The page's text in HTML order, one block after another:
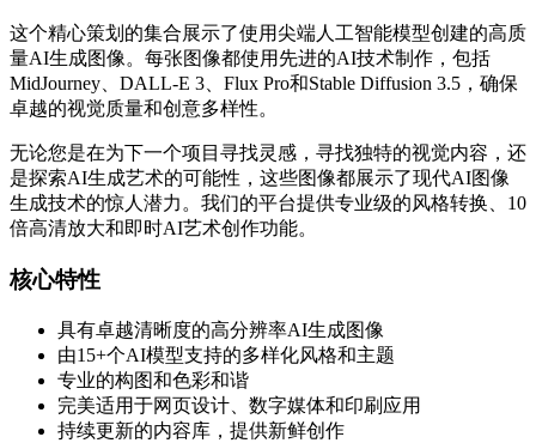
这个精心策划的集合展示了使用尖端人工智能模型创建的高质
量AI生成图像。每张图像都使用先进的AI技术制作，包括
MidJourney、DALL-E 3、Flux Pro和Stable Diffusion 3.5，确保
卓越的视觉质量和创意多样性。
无论您是在为下一个项目寻找灵感，寻找独特的视觉内容，还
是探索AI生成艺术的可能性，这些图像都展示了现代AI图像
生成技术的惊人潜力。我们的平台提供专业级的风格转换、10
倍高清放大和即时AI艺术创作功能。
核心特性
具有卓越清晰度的高分辨率AI生成图像
由15+个AI模型支持的多样化风格和主题
专业的构图和色彩和谐
完美适用于网页设计、数字媒体和印刷应用
持续更新的内容库，提供新鲜创作